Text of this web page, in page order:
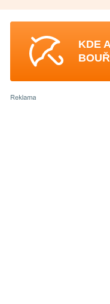
KDE